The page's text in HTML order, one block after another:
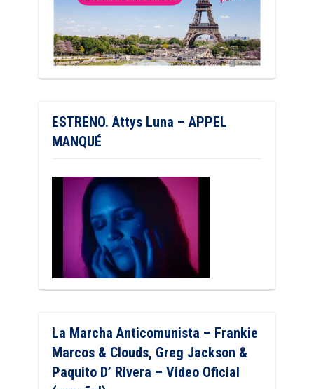
ESTRENO. Attys Luna – APPEL
MANQUÉ
La Marcha Anticomunista – Frankie
Marcos & Clouds, Greg Jackson &
Paquito D’ Rivera – Video Oficial